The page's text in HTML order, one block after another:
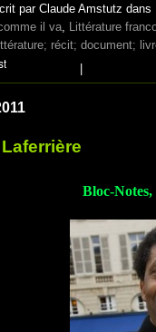
par Claude Amstutz dans
il va
Littérature
récit; document;
|
Bloc-Notes,